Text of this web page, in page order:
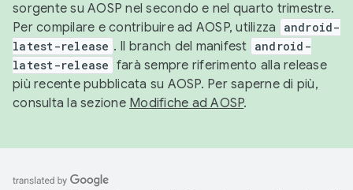
sorgente su AOSP nel secondo e nel quarto trimestre.
Per compilare e contribuire ad AOSP, utilizza
android-
latest-release . Il branch del manifest android-
latest-release farà sempre riferimento alla release
più recente pubblicata su AOSP. Per saperne di più,
consulta la sezione Modifiche ad AOSP.